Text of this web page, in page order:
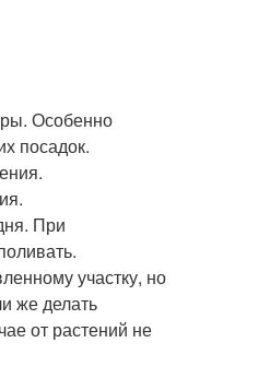
Особенно
посадок.
При
участку, но
же делать
от растений не